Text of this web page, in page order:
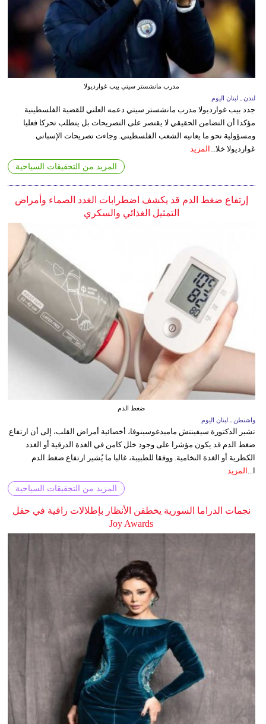
مدرب مانشستر سيتي بيب غوارديولا
لندن ـ لبنان اليوم
جدد بيب غوارديولا مدرب مانشستر سيتي دعمه العلني للقضية الفلسطينية
مؤكدا أن التضامن الحقيقي لا يقتصر على التصريحات بل يتطلب تحركا فعليا
ومسؤولية نحو ما يعانيه الشعب الفلسطيني. وجاءت تصريحات الإسباني
غوارديولا خلا...
المزيد
المزيد من التحقيقات السياحية
إرتفاع ضغط الدم قد يكشف اضطرابات الغدد الصماء وأمراض
التمثيل الغذائي والسكري
ضغط الدم
واشنطن ـ لبنان اليوم
تشير الدكتورة سيفينتش ماميدغوسينوفا، أخصائية أمراض القلب، إلى أن ارتفاع
ضغط الدم قد يكون مؤشرا على وجود خلل كامن في الغدة الدرقية أو الغدد
الكظرية أو الغدة النخامية. ووفقا للطبيبة، غالبا ما يُشير ارتفاع ضغط الدم
ا... المزيد
المزيد من التحقيقات السياحية
نجمات الدراما السورية يخطفن الأنظار بإطلالات راقية في حفل
Joy Awards